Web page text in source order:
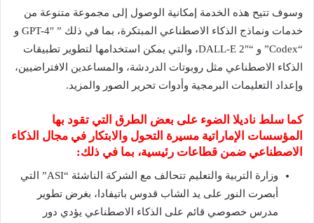
وسوف تتيح هذه الخدمة إمكانية الوصول إلى مجموعة متنوعة من
خدمات ونماذج الذكاء الاصطناعي المبتكرة، بما في ذلك ” GPT-4″ و
“Codex” و “DALL-E 2″، والتي يمكن استخدامها لتطوير تطبيقات
الذكاء الاصطناعي مثل روبوتات الدردشة، والمساعدين الافتراضيين،
وإعداد التعليمات البرمجية وأدوات تحرير الصور والمزيد.
كما سلط ناديلا الضوء على بعض الطرق التي تقود بها
المؤسسات الإماراتية مسيرة التحول والابتكار في مجال الذكاء
الاصطناعي ضمن قطاعات رئيسية، بما في ذلك:
وزارة التربية والتعليم تتحالف مع الشركة الناشئة “ASI” التي
أبصرت النور على يد الشاب قدوس باتيفادا، بغرض تطوير
مدرس خصوصي قائم على الذكاء الاصطناعي يؤدي دور